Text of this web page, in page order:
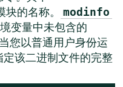
的名称。 modinfo
变量中未包含的
您以普通用户身份运
该二进制文件的完整